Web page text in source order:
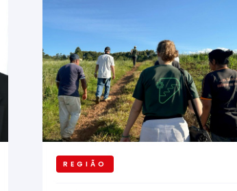
REGIÃO